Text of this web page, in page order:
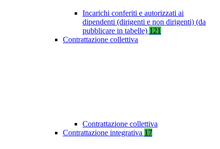
Incarichi conferiti e autorizzati ai
dipendenti (dirigenti e non dirigenti) (da
pubblicare in tabelle) 121
Contrattazione collettiva
Contrattazione collettiva
Contrattazione integrativa 17